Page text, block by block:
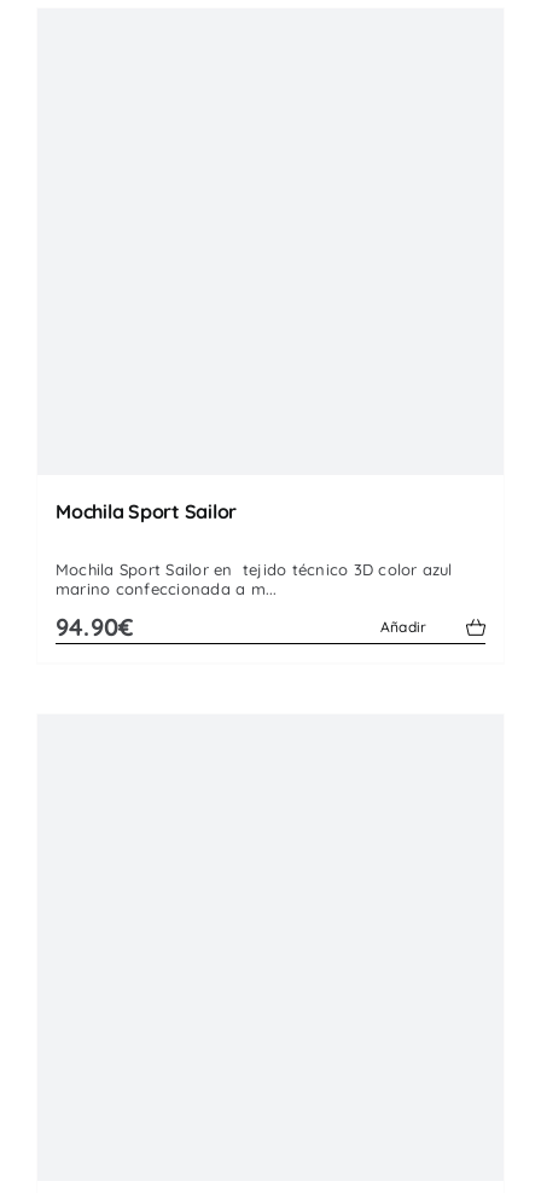
Mochila Sport Sailor
Mochila Sport Sailor en tejido técnico 3D color azul
marino confeccionada a m...
94.90€ Añadir